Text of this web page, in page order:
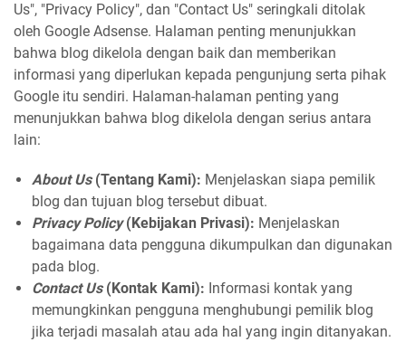
Us", "Privacy Policy", dan "Contact Us" seringkali ditolak
oleh Google Adsense. Halaman penting menunjukkan
bahwa blog dikelola dengan baik dan memberikan
informasi yang diperlukan kepada pengunjung serta pihak
Google itu sendiri. Halaman-halaman penting yang
menunjukkan bahwa blog dikelola dengan serius antara
lain:
About Us(Tentang Kami): Menjelaskan siapa pemilik
blog dan tujuan blog tersebut dibuat.
Privacy Policy(Kebijakan Privasi): Menjelaskan
bagaimana data pengguna dikumpulkan dan digunakan
pada blog.
Contact Us(Kontak Kami): Informasi kontak yang
memungkinkan pengguna menghubungi pemilik blog
jika terjadi masalah atau ada hal yang ingin ditanyakan.